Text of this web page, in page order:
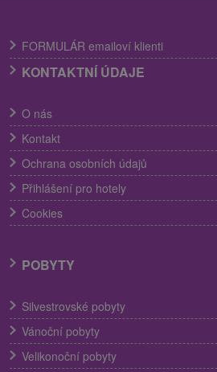
FORMULÁR emailoví klienti
KONTAKTNÍ ÚDAJE
O nás
Kontakt
Ochrana osobních údajů
Přihlášení pro hotely
Cookies
POBYTY
Silvestrovské pobyty
Vánoční pobyty
Velikonoční pobyty